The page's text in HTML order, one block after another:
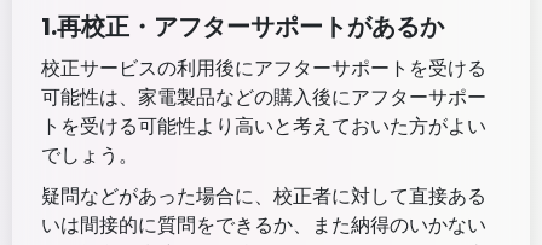
1.再校正・アフターサポートがあるか
校正サービスの利用後にアフターサポートを受ける
可能性は、家電製品などの購入後にアフターサポー
トを受ける可能性より高いと考えておいた方がよい
でしょう。
疑問などがあった場合に、校正者に対して直接ある
いは間接的に質問をできるか、また納得のいかない